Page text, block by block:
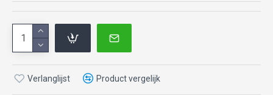
Verlanglijst Product vergelijk